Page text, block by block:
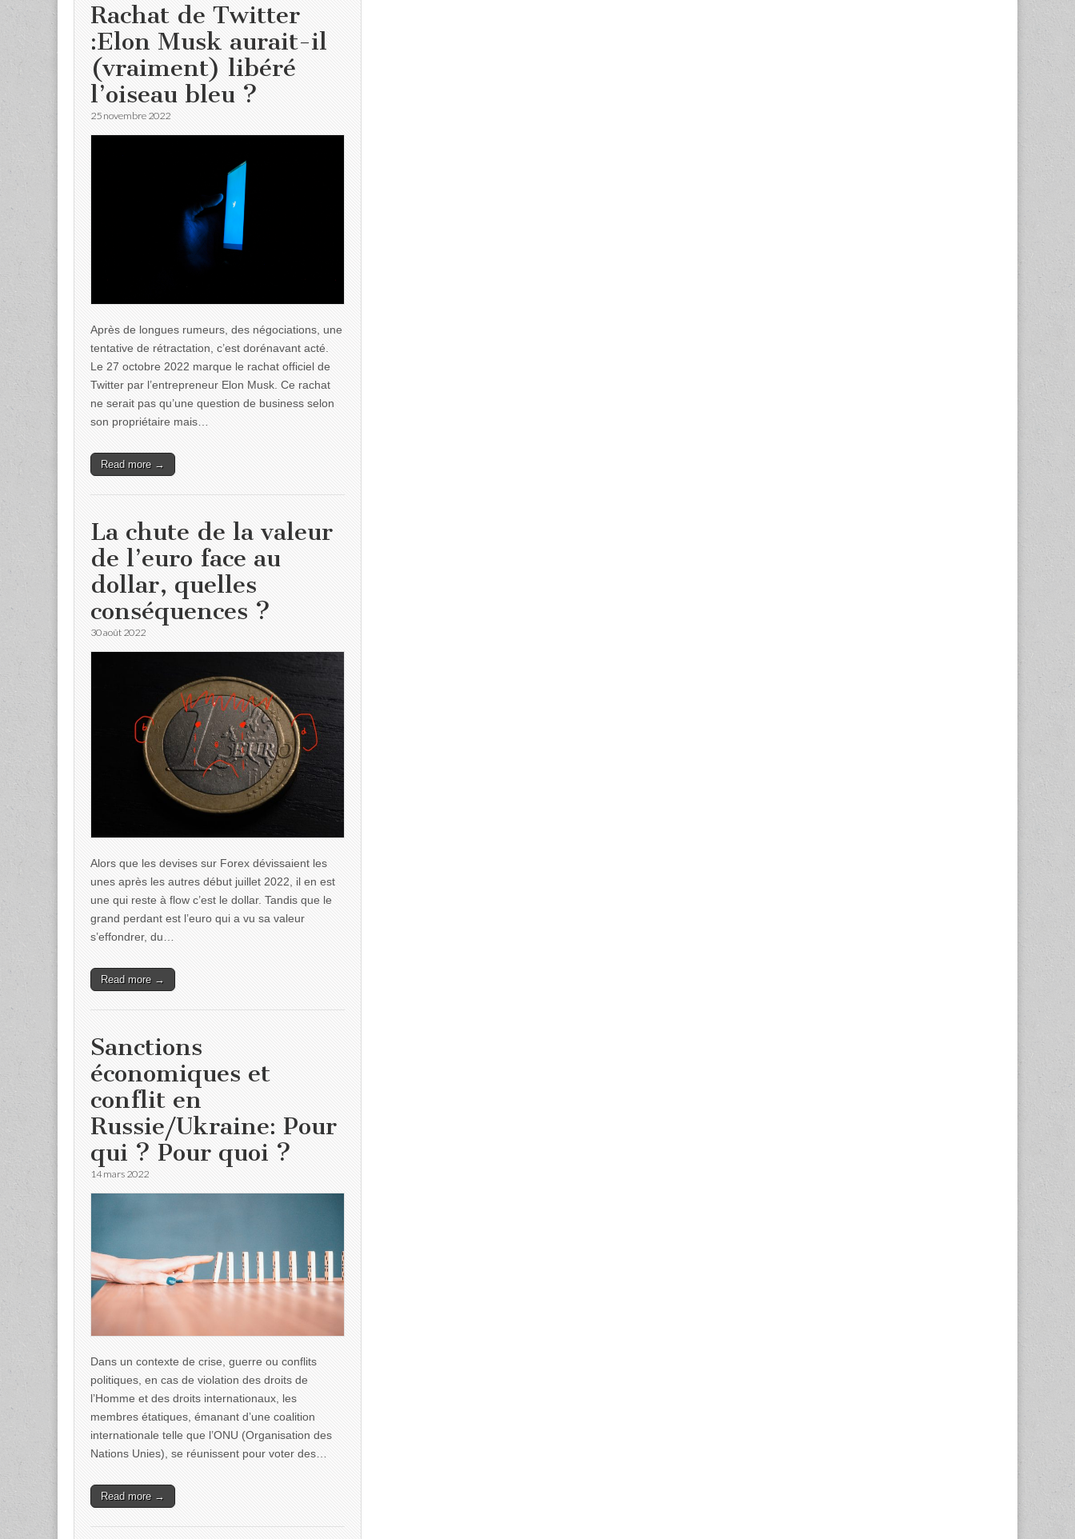
Rachat de Twitter
:Elon Musk aurait-il
(vraiment) libéré
l’oiseau bleu ?
25 novembre 2022
Après de longues rumeurs, des négociations, une
tentative de rétractation, c’est dorénavant acté.
Le 27 octobre 2022 marque le rachat officiel de
Twitter par l’entrepreneur Elon Musk. Ce rachat
ne serait pas qu’une question de business selon
son propriétaire mais…
Read more →
La chute de la valeur
de l’euro face au
dollar, quelles
conséquences ?
30 août 2022
Alors que les devises sur Forex dévissaient les
unes après les autres début juillet 2022, il en est
une qui reste à flow c’est le dollar. Tandis que le
grand perdant est l’euro qui a vu sa valeur
s’effondrer, du…
Read more →
Sanctions
économiques et
conflit en
Russie/Ukraine: Pour
qui ? Pour quoi ?
14 mars 2022
Dans un contexte de crise, guerre ou conflits
politiques, en cas de violation des droits de
l’Homme et des droits internationaux, les
membres étatiques, émanant d’une coalition
internationale telle que l’ONU (Organisation des
Nations Unies), se réunissent pour voter des…
Read more →